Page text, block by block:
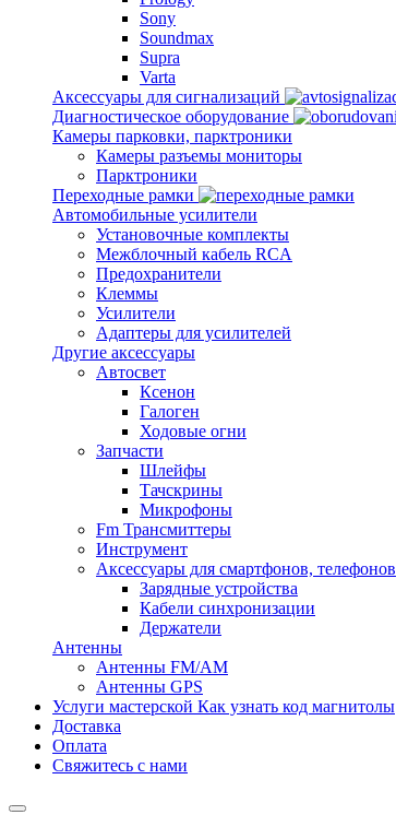
Sony
Soundmax
Supra
Varta
Аксессуары для сигнализаций
Диагностическое оборудование
Камеры парковки, парктроники
Камеры разъемы мониторы
Парктроники
Переходные рамки
Автомобильные усилители
Установочные комплекты
Межблочный кабель RCA
Предохранители
Клеммы
Усилители
Адаптеры для усилителей
Другие аксессуары
Автосвет
Ксенон
Галоген
Ходовые огни
Запчасти
Шлейфы
Тачскрины
Микрофоны
Fm Трансмиттеры
Инструмент
Аксессуары для смартфонов, телефонов
Зарядные устройства
Кабели синхронизации
Держатели
Антенны
Антенны FM/AM
Антенны GPS
Услуги мастерской Как узнать код магнитолы
Доставка
Оплата
Свяжитесь с нами